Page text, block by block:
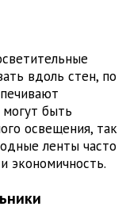
вдоль стен, по
быть
освещения, так
ленты часто
экономичность.